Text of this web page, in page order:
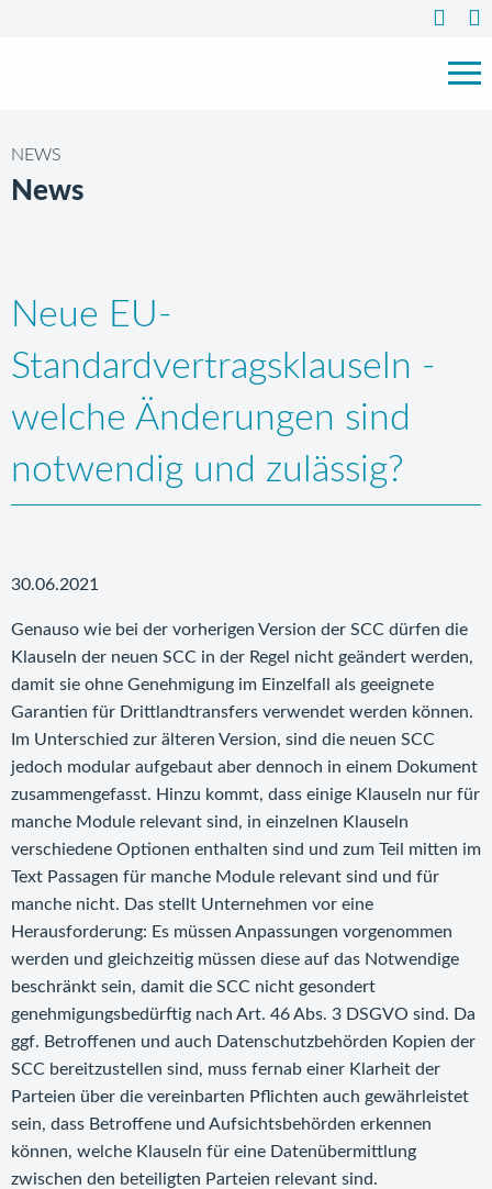
NEWS
News
Neue EU-
Standardvertragsklauseln -
welche Änderungen sind
notwendig und zulässig?
30.06.2021
Genauso wie bei der vorherigen Version der SCC dürfen die
Klauseln der neuen SCC in der Regel nicht geändert werden,
damit sie ohne Genehmigung im Einzelfall als geeignete
Garantien für Drittlandtransfers verwendet werden können.
Im Unterschied zur älteren Version, sind die neuen SCC
jedoch modular aufgebaut aber dennoch in einem Dokument
zusammengefasst. Hinzu kommt, dass einige Klauseln nur für
manche Module relevant sind, in einzelnen Klauseln
verschiedene Optionen enthalten sind und zum Teil mitten im
Text Passagen für manche Module relevant sind und für
manche nicht. Das stellt Unternehmen vor eine
Herausforderung: Es müssen Anpassungen vorgenommen
werden und gleichzeitig müssen diese auf das Notwendige
beschränkt sein, damit die SCC nicht gesondert
genehmigungsbedürftig nach Art. 46 Abs. 3 DSGVO sind. Da
ggf. Betroffenen und auch Datenschutzbehörden Kopien der
SCC bereitzustellen sind, muss fernab einer Klarheit der
Parteien über die vereinbarten Pflichten auch gewährleistet
sein, dass Betroffene und Aufsichtsbehörden erkennen
können, welche Klauseln für eine Datenübermittlung
zwischen den beteiligten Parteien relevant sind.